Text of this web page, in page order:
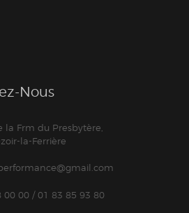
Nous
la Frm du Presbytère,
la-Ferrière
00 00 / 01 83 85 93 80